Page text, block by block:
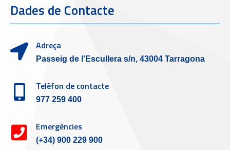
Dades de Contacte
Adreça
Passeig de l'Escullera s/n, 43004 Tarragona
Telèfon de contacte
977 259 400
Emergències
(+34) 900 229 900